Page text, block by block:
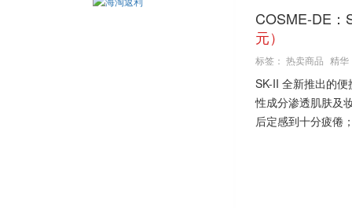
COSME-DE
元）
标签： 热卖商品 精华
SK-II 全新推出的
性成分渗透肌肤及
后定感到十分疲倦